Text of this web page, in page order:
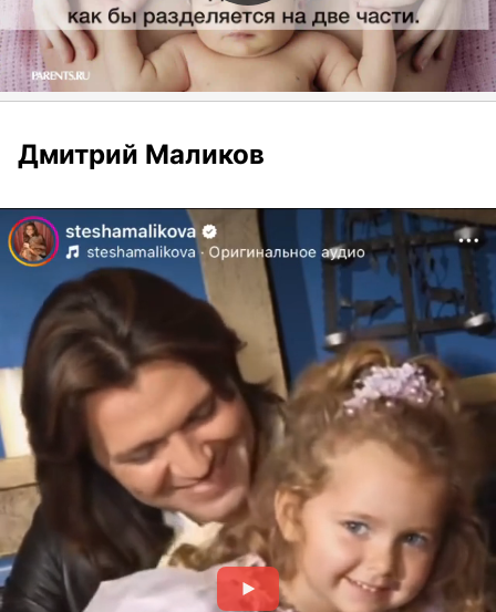
Дмитрий Маликов